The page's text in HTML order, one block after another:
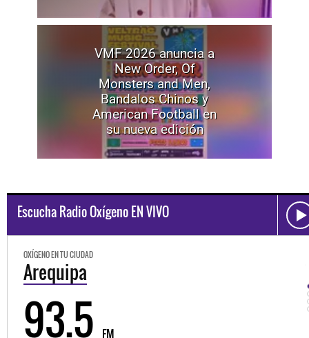
VMF 2026 anuncia a
New Order, Of
Monsters and Men,
Bandalos Chinos y
American Football en
su nueva edición
Escucha Radio Oxígeno EN VIVO